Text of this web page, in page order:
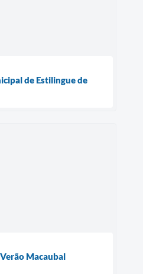
de Estilingue de
Macaubal